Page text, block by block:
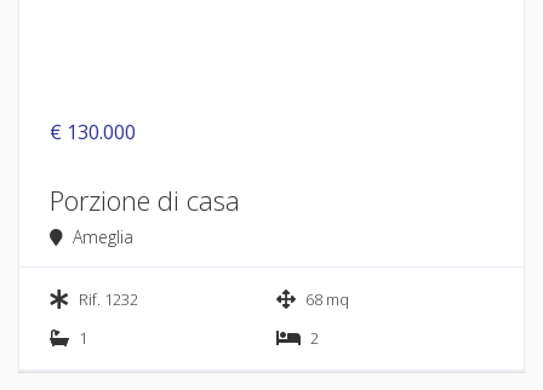
€ 130.000
Porzione di casa
Ameglia
Rif. 1232
68 mq
1
2